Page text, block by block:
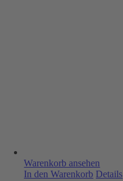
Warenkorb ansehen
In den Warenkorb Details